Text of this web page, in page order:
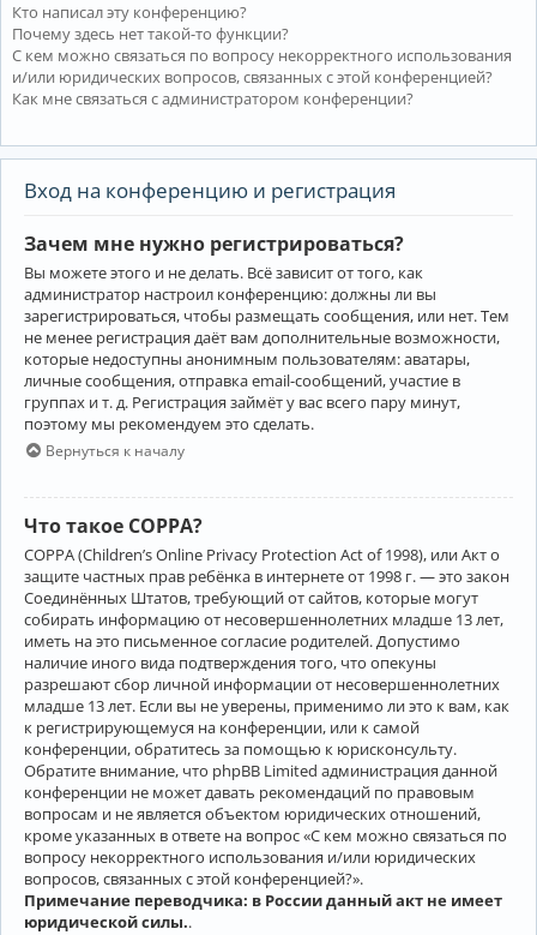
Кто написал эту конференцию?
Почему здесь нет такой-то функции?
С кем можно связаться по вопросу некорректного использования
и/или юридических вопросов, связанных с этой конференцией?
Как мне связаться с администратором конференции?
Вход на конференцию и регистрация
Зачем мне нужно регистрироваться?
Вы можете этого и не делать. Всё зависит от того, как
администратор настроил конференцию: должны ли вы
зарегистрироваться, чтобы размещать сообщения, или нет. Тем
не менее регистрация даёт вам дополнительные возможности,
которые недоступны анонимным пользователям: аватары,
личные сообщения, отправка email-сообщений, участие в
группах и т. д. Регистрация займёт у вас всего пару минут,
поэтому мы рекомендуем это сделать.
Вернуться к началу
Что такое COPPA?
COPPA (Children’s Online Privacy Protection Act of 1998), или Акт о
защите частных прав ребёнка в интернете от 1998 г. — это закон
Соединённых Штатов, требующий от сайтов, которые могут
собирать информацию от несовершеннолетних младше 13 лет,
иметь на это письменное согласие родителей. Допустимо
наличие иного вида подтверждения того, что опекуны
разрешают сбор личной информации от несовершеннолетних
младше 13 лет. Если вы не уверены, применимо ли это к вам, как
к регистрирующемуся на конференции, или к самой
конференции, обратитесь за помощью к юрисконсульту.
Обратите внимание, что phpBB Limited администрация данной
конференции не может давать рекомендаций по правовым
вопросам и не является объектом юридических отношений,
кроме указанных в ответе на вопрос «С кем можно связаться по
вопросу некорректного использования и/или юридических
вопросов, связанных с этой конференцией?».
Примечание переводчика: в России данный акт не имеет
юридической силы..